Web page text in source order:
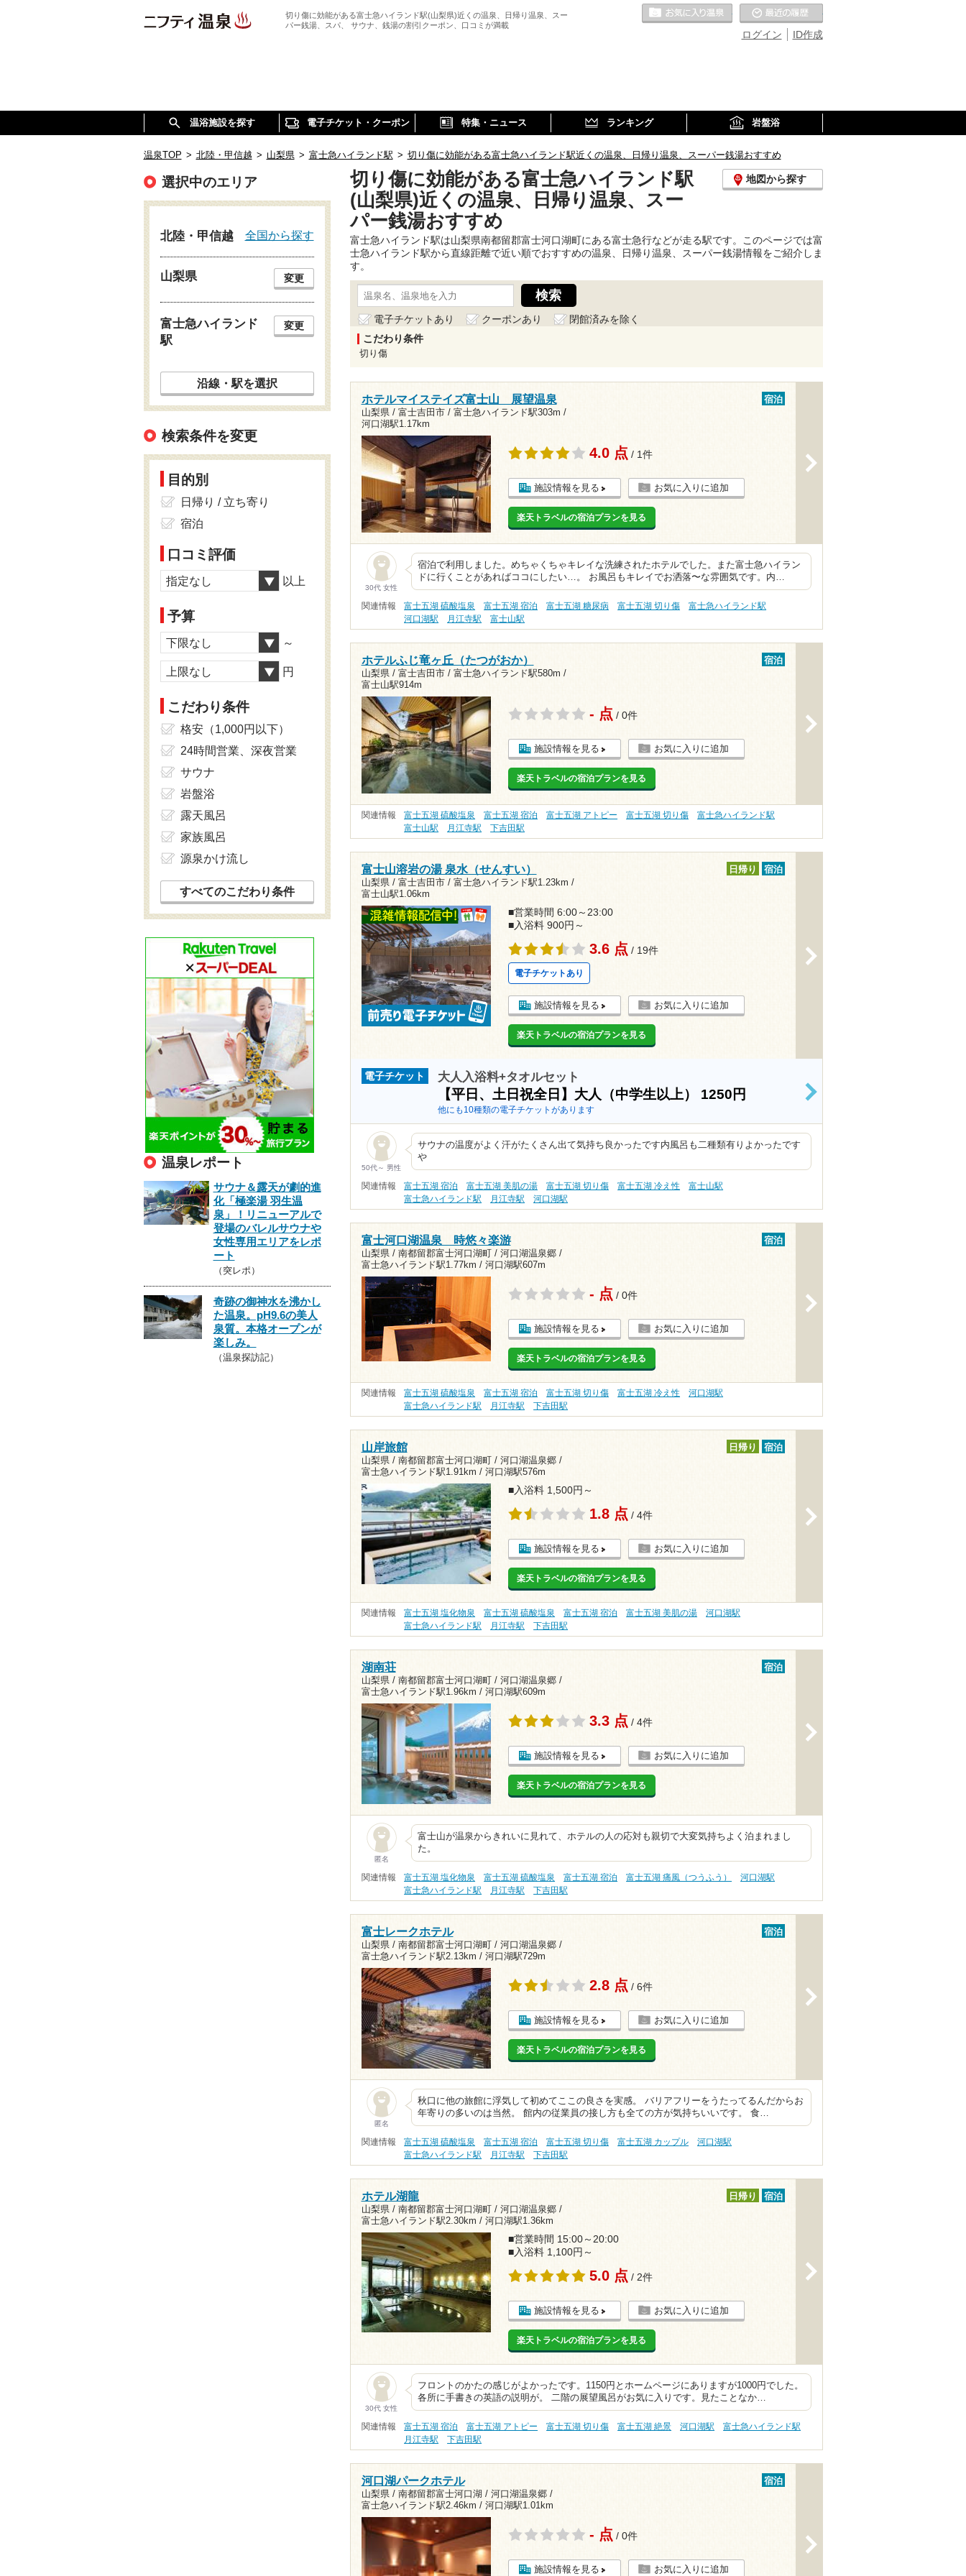
切り傷に効能がある富士急ハイランド駅(山梨県)近くの温泉、日帰り温泉、スー
パー銭湯、スパ、 サウナ、銭湯の割引クーポン、口コミが満載
ID作成
ログイン
お気に入りの温泉
温浴施設を探す 電子チケット・クーポン 特集・ニュース ランキング 岩盤浴
温泉TOP > 北陸・甲信越 > 山梨県 > 富士急ハイランド駅 > 切り傷に効能がある富士急ハイランド駅近くの温泉、日帰り温泉、スーパー銭湯おすすめ
切り傷に効能がある富士急ハイランド駅
(山梨県)近くの温泉、日帰り温泉、スー
パー銭湯おすすめ
地図から探す
富士急ハイランド駅は山梨県南都留郡富士河口湖町にある富士急行などが走る駅です。このページでは富
士急ハイランド駅から直線距離で近い順でおすすめの温泉、日帰り温泉、スーパー銭湯情報をご紹介しま
す。
電子チケットあり クーポンあり
閉館済みを除く
こだわり条件
切り傷
ホテルマイステイズ富士山 展望温泉
山梨県 / 富士吉田市 / 富士急ハイランド駅303m /
河口湖駅1.17km
宿泊
4.0 点 / 1件
施設情報を見る お気に入りに追加
楽天トラベルの宿泊プランを見る
30代 女性
宿泊で利用しました。めちゃくちゃキレイな洗練されたホテルでした。また富士急ハイラン
ドに行くことがあればココにしたい…。 お風呂もキレイでお洒落〜な雰囲気です。内…
関連情報 富士五湖 硫酸塩泉 富士五湖 宿泊 富士五湖 糖尿病 富士五湖 切り傷
富士急ハイランド駅
河口湖駅
月江寺駅 富士山駅
ホテルふじ竜ヶ丘（たつがおか）
山梨県 / 富士吉田市 / 富士急ハイランド駅580m /
富士山駅914m
宿泊
- 点 / 0件
施設情報を見る お気に入りに追加
楽天トラベルの宿泊プランを見る
関連情報 富士五湖 硫酸塩泉 富士五湖 宿泊 富士五湖 アトピー 富士五湖 切り傷
富士急ハイランド駅
富士山駅
月江寺駅 下吉田駅
富士山溶岩の湯 泉水（せんすい）
山梨県 / 富士吉田市 / 富士急ハイランド駅1.23km /
富士山駅1.06km
日帰り 宿泊
■営業時間 6:00～23:00
■入浴料 900円～
3.6 点 / 19件
電子チケットあり
施設情報を見る お気に入りに追加
楽天トラベルの宿泊プランを見る
電子チケット 大人入浴料+タオルセット
【平日、土日祝全日】大人（中学生以上） 1250円
他にも10種類の電子チケットがあります
>
50代～ 男性
サウナの温度がよく汗がたくさん出て気持ち良かったです内風呂も二種類有りよかったです
や
関連情報 富士五湖 宿泊 富士五湖 美肌の湯 富士五湖 切り傷 富士五湖 冷え性
富士山駅
富士急ハイランド駅
月江寺駅 河口湖駅
富士河口湖温泉 時悠々楽游
山梨県 / 南都留郡富士河口湖町 / 河口湖温泉郷 /
富士急ハイランド駅1.77km / 河口湖駅607m
宿泊
- 点 / 0件
施設情報を見る お気に入りに追加
楽天トラベルの宿泊プランを見る
関連情報 富士五湖 硫酸塩泉 富士五湖 宿泊 富士五湖 切り傷 富士五湖 冷え性
河口湖駅
富士急ハイランド駅
月江寺駅 下吉田駅
山岸旅館
山梨県 / 南都留郡富士河口湖町 / 河口湖温泉郷 /
富士急ハイランド駅1.91km / 河口湖駅576m
日帰り 宿泊
■入浴料 1,500円～
1.8 点 / 4件
施設情報を見る お気に入りに追加
楽天トラベルの宿泊プランを見る
関連情報 富士五湖 塩化物泉 富士五湖 硫酸塩泉 富士五湖 宿泊 富士五湖 美肌の湯
河口湖駅
富士急ハイランド駅
月江寺駅 下吉田駅
湖南荘
山梨県 / 南都留郡富士河口湖町 / 河口湖温泉郷 /
富士急ハイランド駅1.96km / 河口湖駅609m
宿泊
3.3 点 / 4件
施設情報を見る お気に入りに追加
楽天トラベルの宿泊プランを見る
匿名
富士山が温泉からきれいに見れて、ホテルの人の応対も親切で大変気持ちよく泊まれまし
た。
関連情報 富士五湖 塩化物泉 富士五湖 硫酸塩泉 富士五湖 宿泊 富士五湖 痛風（つうふう）
河口湖駅
富士急ハイランド駅
月江寺駅 下吉田駅
富士レークホテル
山梨県 / 南都留郡富士河口湖町 / 河口湖温泉郷 /
富士急ハイランド駅2.13km / 河口湖駅729m
宿泊
2.8 点 / 6件
施設情報を見る お気に入りに追加
楽天トラベルの宿泊プランを見る
匿名
秋口に他の旅館に浮気して初めてここの良さを実感。 バリアフリーをうたってるんだからお
年寄りの多いのは当然。 館内の従業員の接し方も全ての方が気持ちいいです。 食…
関連情報 富士五湖 硫酸塩泉 富士五湖 宿泊 富士五湖 切り傷 富士五湖 カップル
河口湖駅
富士急ハイランド駅
月江寺駅 下吉田駅
ホテル湖龍
山梨県 / 南都留郡富士河口湖町 / 河口湖温泉郷 /
富士急ハイランド駅2.30km / 河口湖駅1.36km
日帰り 宿泊
■営業時間 15:00～20:00
■入浴料 1,100円～
5.0 点 / 2件
施設情報を見る お気に入りに追加
楽天トラベルの宿泊プランを見る
30代 女性
フロントのかたの感じがよかったです。1150円とホームページにありますが1000円でした。
各所に手書きの英語の説明が。 二階の展望風呂がお気に入りです。見たことなか…
関連情報 富士五湖 宿泊 富士五湖 アトピー 富士五湖 切り傷 富士五湖 絶景 河口湖駅
富士急ハイランド駅
月江寺駅
下吉田駅
河口湖パークホテル
山梨県 / 南都留郡富士河口湖 / 河口湖温泉郷 /
富士急ハイランド駅2.46km / 河口湖駅1.01km
宿泊
- 点 / 0件
施設情報を見る お気に入りに追加
選択中のエリア
北陸・甲信越 全国から探す
山梨県 変更
富士急ハイランド
駅
変更
沿線・駅を選択
検索条件を変更
目的別
日帰り / 立ち寄り
宿泊
口コミ評価
指定なし 以上
予算
下限なし ～
上限なし 円
こだわり条件
格安（1,000円以下）
24時間営業、深夜営業
サウナ
岩盤浴
露天風呂
家族風呂
源泉かけ流し
すべてのこだわり条件
温泉レポート
サウナ＆露天が劇的進
化「極楽湯 羽生温
泉」！リニューアルで
登場のバレルサウナや
女性専用エリアをレポ
ート
（突レポ）
奇跡の御神水を沸かし
た温泉。pH9.6の美人
泉質。本格オープンが
楽しみ。
（温泉探訪記）